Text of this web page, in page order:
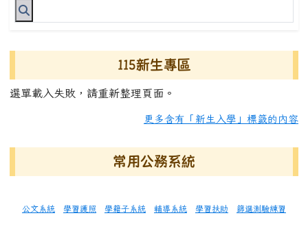
115新生專區
選單載入失敗，請重新整理頁面。
更多含有「新生入學」標籤的內容
常用公務系統
公文系統 學習護照 學籍子系統 輔導系統 學習扶助 篩選測驗練習